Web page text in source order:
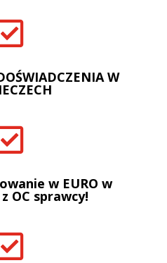
W
w EURO w
OC sprawcy!